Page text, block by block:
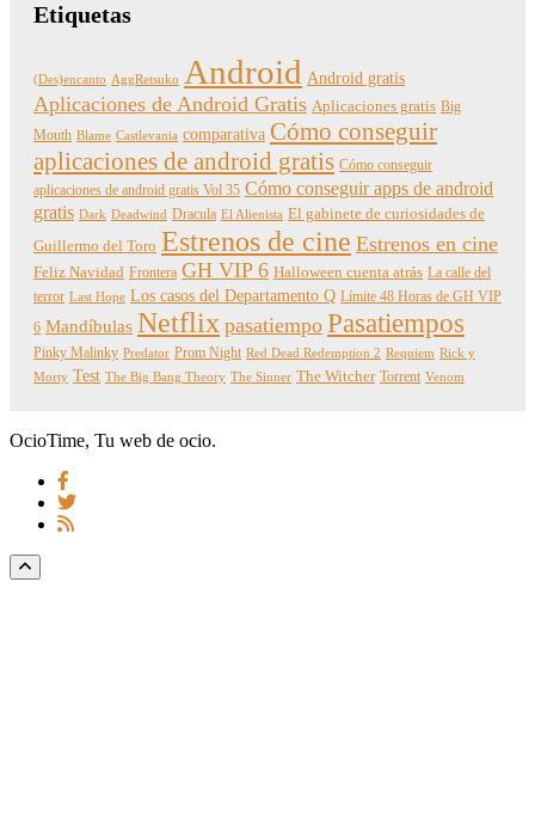
Etiquetas
(Des)encanto AggRetsuko Android Android gratis
Aplicaciones de Android Gratis Aplicaciones gratis Big
Mouth Blame Castlevania comparativa Cómo conseguir
aplicaciones de android gratis Cómo conseguir
aplicaciones de android gratis Vol 35 Cómo conseguir apps de android
gratis Dark Deadwind Dracula El Alienista El gabinete de curiosidades de
Guillermo del Toro Estrenos de cine Estrenos en cine
Feliz Navidad Frontera GH VIP 6 Halloween cuenta atrás La calle del
terror Last Hope Los casos del Departamento Q Límite 48 Horas de GH VIP
6 Mandíbulas Netflix pasatiempo Pasatiempos
Pinky Malinky Predator Prom Night Red Dead Redemption 2 Requiem Rick y
Morty Test The Big Bang Theory The Sinner The Witcher Torrent Venom
OcioTime, Tu web de ocio.